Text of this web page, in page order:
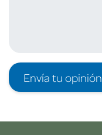
Envía tu opinión